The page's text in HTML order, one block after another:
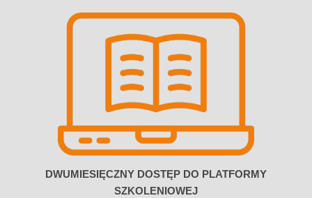
DWUMIESIĘCZNY DOSTĘP DO PLATFORMY
SZKOLENIOWEJ